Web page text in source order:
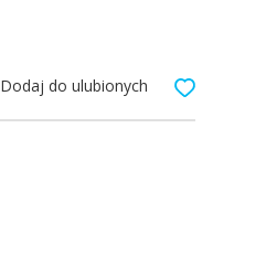
Dodaj do ulubionych